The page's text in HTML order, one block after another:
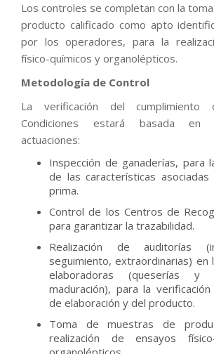
Los controles se completan con la
producto calificado como apto
por los operadores, para la
físico-químicos y organolépticos.
Metodología de Control
La verificación del
Condiciones estará basada en
actuaciones:
Inspección de ganaderías, para
de las características
prima.
Control de los Centros de
para garantizar la trazabilidad.
Realización de auditorías
seguimiento, extraordinarias) en
elaboradoras (queserías y
maduración), para la
de elaboración y del producto.
Toma de muestras de
realización de ensayos